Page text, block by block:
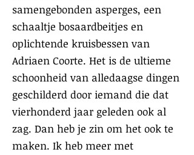
samengebonden asperges, een
schaaltje bosaardbeitjes en
oplichtende kruisbessen van
Adriaen Coorte. Het is de ultieme
schoonheid van alledaagse dingen
geschilderd door iemand die dat
vierhonderd jaar geleden ook al
zag. Dan heb je zin om het ook te
maken. Ik heb meer met